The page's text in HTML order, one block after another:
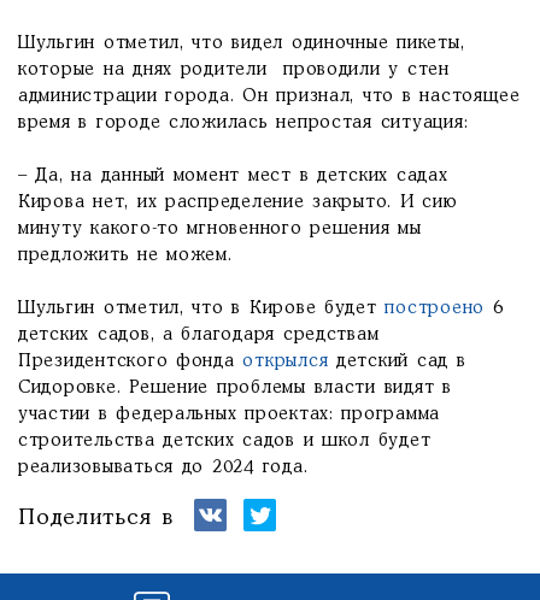
Шульгин отметил, что видел одиночные пикеты,
которые на днях родители проводили у стен
администрации города. Он признал, что в настоящее
время в городе сложилась непростая ситуация:
– Да, на данный момент мест в детских садах
Кирова нет, их распределение закрыто. И сию
минуту какого-то мгновенного решения мы
предложить не можем.
Шульгин отметил, что в Кирове будетпостроено 6
детских садов, а благодаря средствам
Президентского фондаоткрылсядетский сад в
Сидоровке. Решение проблемы власти видят в
участии в федеральных проектах: программа
строительства детских садов и школ будет
реализовываться до 2024 года.
Поделиться в